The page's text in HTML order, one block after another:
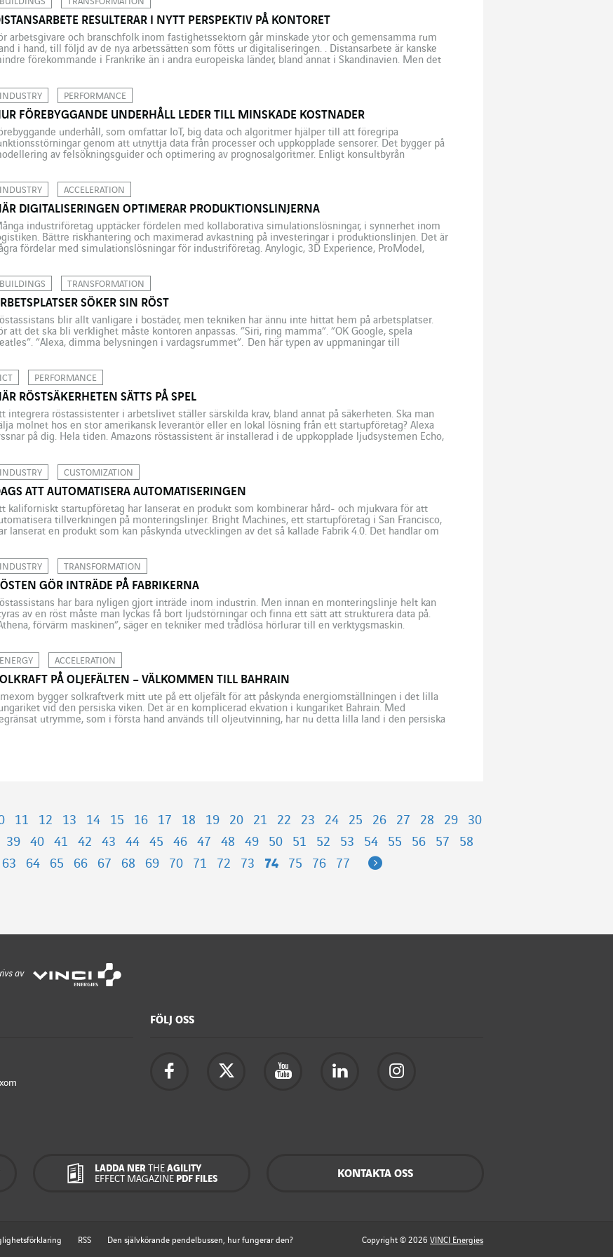
RESULTERAR I NYTT PERSPEKTIV PÅ KONTORET
arbetsgivare och branschfolk inom fastighetssektorn går minskade ytor och gemensamma rum
i hand, till följd av de nya arbetssätten som fötts ur digitaliseringen. . Distansarbete är kanske
förekommande i Frankrike än i andra europeiska länder, bland annat i Skandinavien. Men det
INDUSTRY PERFORMANCE
FÖREBYGGANDE UNDERHÅLL LEDER TILL MINSKADE KOSTNADER
underhåll, som omfattar IoT, big data och algoritmer hjälper till att föregripa
genom att utnyttja data från processer och uppkopplade sensorer. Det bygger på
av felsökningsguider och optimering av prognosalgoritmer. Enligt konsultbyrån
INDUSTRY ACCELERATION
DIGITALISERINGEN OPTIMERAR PRODUKTIONSLINJERNA
industriföretag upptäcker fördelen med kollaborativa simulationslösningar, i synnerhet inom
Bättre riskhantering och maximerad avkastning på investeringar i produktionslinjen. Det är
fördelar med simulationslösningar för industriföretag. Anylogic, 3D Experience, ProModel,
BUILDINGS TRANSFORMATION
SÖKER SIN RÖST
blir allt vanligare i bostäder, men tekniken har ännu inte hittat hem på arbetsplatser.
att det ska bli verklighet måste kontoren anpassas. ”Siri, ring mamma”. ”OK Google, spela
”Alexa, dimma belysningen i vardagsrummet”. Den här typen av uppmaningar till
ICT PERFORMANCE
RÖSTSÄKERHETEN SÄTTS PÅ SPEL
integrera röstassistenter i arbetslivet ställer särskilda krav, bland annat på säkerheten. Ska man
molnet hos en stor amerikansk leverantör eller en lokal lösning från ett startupföretag? Alexa
på dig. Hela tiden. Amazons röstassistent är installerad i de uppkopplade ljudsystemen Echo,
INDUSTRY CUSTOMIZATION
ATT AUTOMATISERA AUTOMATISERINGEN
kaliforniskt startupföretag har lanserat en produkt som kombinerar hård- och mjukvara för att
tillverkningen på monteringslinjer. Bright Machines, ett startupföretag i San Francisco,
lanserat en produkt som kan påskynda utvecklingen av det så kallade Fabrik 4.0. Det handlar om
INDUSTRY TRANSFORMATION
GÖR INTRÄDE PÅ FABRIKERNA
har bara nyligen gjort inträde inom industrin. Men innan en monteringslinje helt kan
av en röst måste man lyckas få bort ljudstörningar och finna ett sätt att strukturera data på.
förvärm maskinen”, säger en tekniker med trådlösa hörlurar till en verktygsmaskin.
ENERGY ACCELERATION
PÅ OLJEFÄLTEN – VÄLKOMMEN TILL BAHRAIN
bygger solkraftverk mitt ute på ett oljefält för att påskynda energiomställningen i det lilla
vid den persiska viken. Det är en komplicerad ekvation i kungariket Bahrain. Med
utrymme, som i första hand används till oljeutvinning, har nu detta lilla land i den persiska
11 12 13 14 15 16 17 18 19 20 21 22 23 24 25 26 27 28 29
30
39 40 41 42 43 44 45 46 47 48 49 50 51 52 53 54 55 56 57
58
63 64 65 66 67 68 69 70 71 72 73 74 75 76 77 Next
av
FÖLJ OSS
LADDA NERTHE AGILITY
EFFECT MAGAZINE PDF FILES KONTAKTA OSS
RSS Den självkörande pendelbussen, hur fungerar den? Copyright © 2026 VINCI Energies